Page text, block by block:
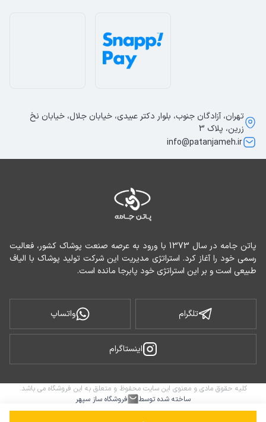
طبیعی است و بر این استراتژی خود پابرجا مانده است.
تلگرام واتساپ
اینستاگرام
تهران، آزادگان جنوب، بلوار دکتر عبیدی، خیابان جلال، خیابان نخ
زرین، پلاک 3
info@patanjameh.ir
کلیه حقوق مادی و معنوی این سایت محفوظ و متعلق به این فروشگاه می باشد.
ساخته شده توسط
فروشگاه ساز سپهر